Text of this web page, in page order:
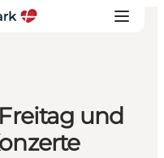
und